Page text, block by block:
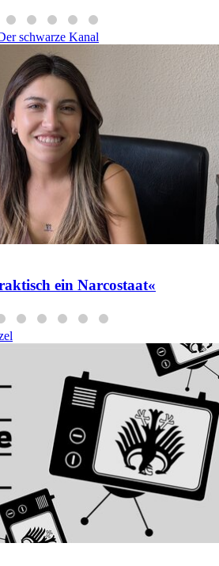
schwarze Kanal
ein Narcostaat«